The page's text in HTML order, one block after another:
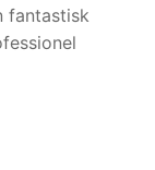
fantastisk